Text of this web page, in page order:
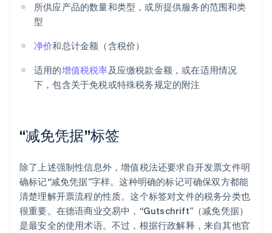
所供应产品的数量和类型，或所提供服务的范围和类
型
净价和总计金额（含税价）
适用的增值税税率及应缴税款金额，或在适用情况
下，包含关于免税或特殊税务规定的附注
“减免凭据”标签
除了上述强制性信息外，增值税法还要求自开发票文件明
确标记“减免凭据”字样。这种明确的标记可确保双方都能
清楚理解开票流程的性质。这个标签对文件的税务分类也
很重要。在德语商业交易中，“Gutschrift”（减免凭据）
是最安全的使用术语。不过，根据行政解释，来自其他官